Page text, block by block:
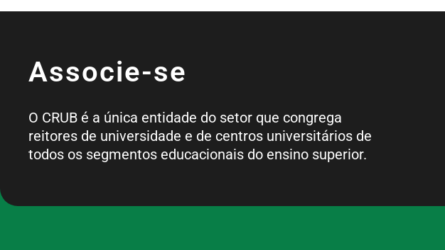
Associe-se
O CRUB é a única entidade do setor que congrega
reitores de universidade e de centros universitários de
todos os segmentos educacionais do ensino superior.